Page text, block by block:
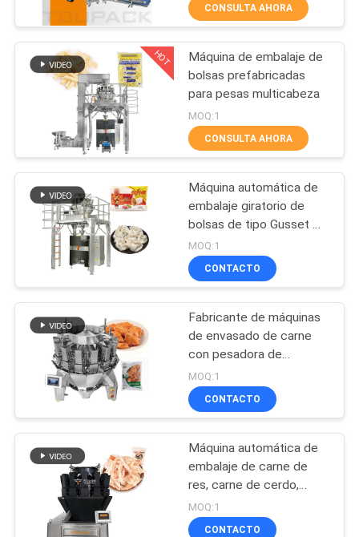
CONTROL
CALIDAD
CONTÁCTENOS
NOTICIAS
CASOS
SOLICITAR UN
PRESUPUESTO
MAPA
SITIO
POLÍTICA
empaquetadora
linear del pesador
empaquetadora de
los snacks
Máquina de
embalaje de varios
carriles
22
y procesada
CONSULTA AHORA
HOT
Máquina de embalaje de
bolsas prefabricadas
para pesas multicabeza
MOQ:1
CONSULTA AHORA
Máquina automática de
embalaje giratorio de
bolsas de tipo Gusset M
de camarón y mariscos
Máquina de embalaje de
pesado multi-cabeza
MOQ:1
CONTACTO
Fabricante de máquinas
de envasado de carne
con pesadora de
múltiples cabezas
MOQ:1
CONTACTO
Máquina automática de
embalaje de carne de
res, carne de cerdo,
salchichas de aves de
corral y alimentos
MOQ:1
CONTACTO